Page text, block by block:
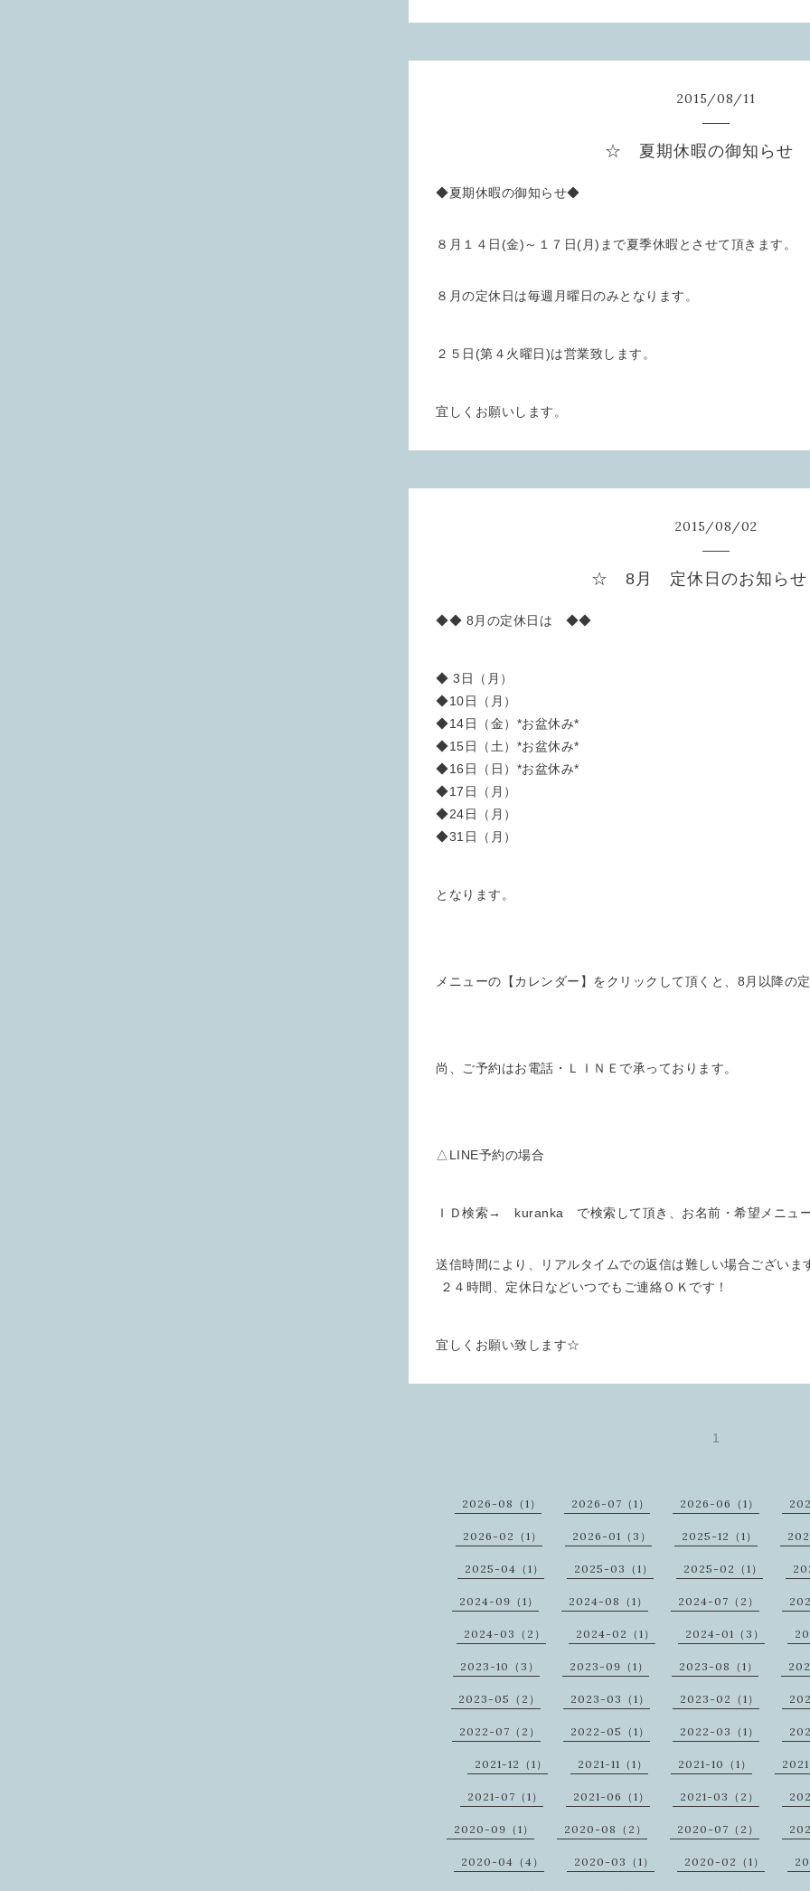
2015/08/11
☆ 夏期休暇の御知ら
◆夏期休暇の御知らせ◆
８月１４日(金)～１７日(月)まで夏季休暇とさせて頂きます。
８月の定休日は毎週月曜日のみとなります。
２５日(第４火曜日)は営業致します。
宜しくお願いします。
2015/08/02
☆ 8月 定休日のお知ら
◆◆ 8月の定休日は ◆◆
◆ 3日（月）
◆10日（月）
◆14日（金）*お盆休み*
◆15日（土）*お盆休み*
◆16日（日）*お盆休み*
◆17日（月）
◆24日（月）
◆31日（月）
となります。
メニューの【カレンダー】をクリックして頂くと、8月以降の
尚、ご予約はお電話・ＬＩＮＥで承っております。
△LINE予約の場合
ＩＤ検索→ kuranka で検索して頂き、お名前・希望メニュ
送信時間により、リアルタイムでの返信は難しい場合ございま
２４時間、定休日などいつでもご連絡ＯＫです！
宜しくお願い致します☆
1
2026-08（1） 2026-07（1） 2026-06（1）
2026-02（1） 2026-01（3） 2025-12（1）
2025-04（1） 2025-03（1） 2025-02（1）
2024-09（1） 2024-08（1） 2024-07（2）
2024-03（2） 2024-02（1） 2024-01（3）
2023-10（3） 2023-09（1） 2023-08（1）
2023-05（2） 2023-03（1） 2023-02（1）
2022-07（2） 2022-05（1） 2022-03（1）
2021-12（1） 2021-11（1） 2021-10（1）
2021-07（1） 2021-06（1） 2021-03（2）
2020-09（1） 2020-08（2） 2020-07（2）
2020-04（4） 2020-03（1） 2020-02（1）